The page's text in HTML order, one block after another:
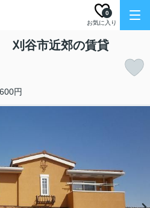
お気に入り
0
谷市近郊の賃貸
円